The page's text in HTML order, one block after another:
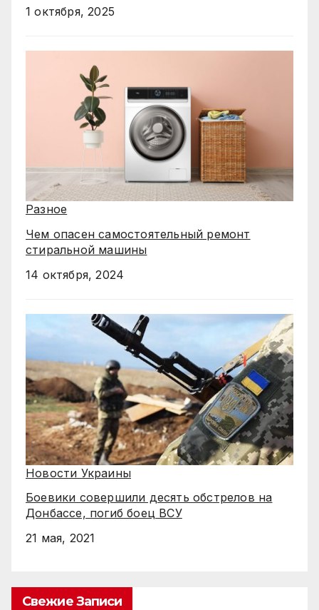
1 октября, 2025
Разное
Чем опасен самостоятельный ремонт
стиральной машины
14 октября, 2024
Новости Украины
Боевики совершили десять обстрелов на
Донбассе, погиб боец ВСУ
21 мая, 2021
Свежие Записи